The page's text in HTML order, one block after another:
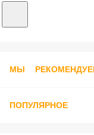
МЫ РЕКОМЕНДУЕМ
ПОПУЛЯРНОЕ